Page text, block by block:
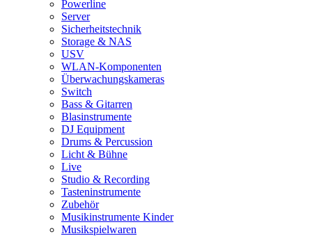
Powerline
Server
Sicherheitstechnik
Storage & NAS
USV
WLAN-Komponenten
Überwachungskameras
Switch
Bass & Gitarren
Blasinstrumente
DJ Equipment
Drums & Percussion
Licht & Bühne
Live
Studio & Recording
Tasteninstrumente
Zubehör
Musikinstrumente Kinder
Musikspielwaren